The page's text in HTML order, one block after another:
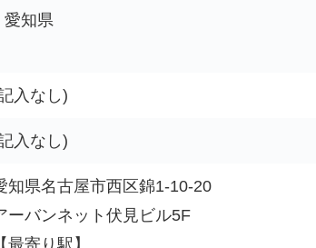
愛知県
入なし)
入なし)
知県名古屋市西区錦1-10-20
ーバンネット伏見ビル5F
【最寄り駅】